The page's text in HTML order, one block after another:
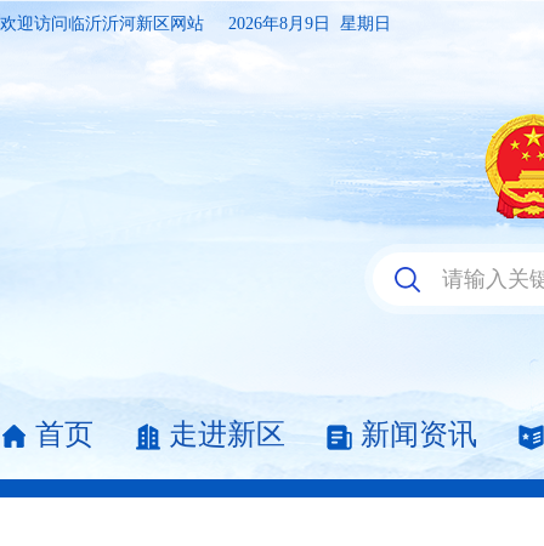
欢迎访问临沂沂河新区网站 2026年8月9日 星期日
首页 走进新区 新闻资讯